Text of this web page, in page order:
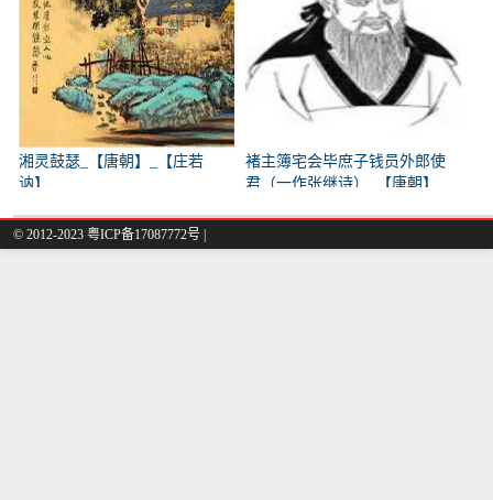
湘灵鼓瑟_【唐朝】_【庄若
讷】
褚主簿宅会毕庶子钱员外郎使
君（一作张继诗）_【唐朝】
© 2012-2023 粤ICP备17087772号